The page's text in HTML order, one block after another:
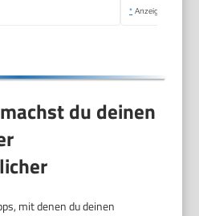
* Anzeige
du deinen
mit denen du deinen